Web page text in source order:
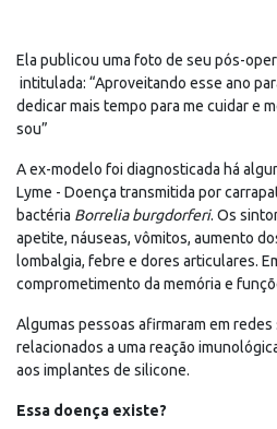
Ela publicou uma foto de seu pós-
intitulada: “Aproveitando esse ano
dedicar mais tempo para me cuidar e
sou”
A ex-modelo foi diagnosticada há
Lyme - Doença transmitida por
bactéria Borrelia burgdorferi. Os
apetite, náuseas, vômitos, aumento
lombalgia, febre e dores articulares.
comprometimento da memória e
Algumas pessoas afirmaram em
relacionados a uma reação
aos implantes de silicone.
Essa doença existe?